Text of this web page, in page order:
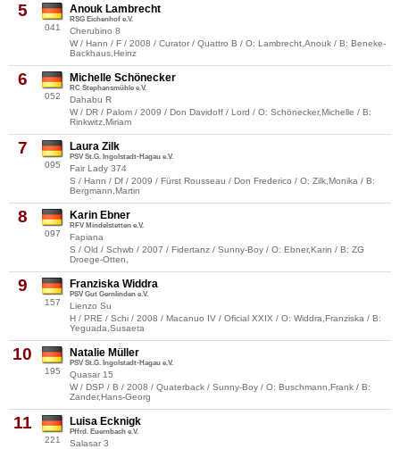
5
041
Anouk Lambrecht
RSG Eichenhof e.V.
Cherubino 8
W / Hann / F / 2008 / Curator / Quattro B / O: Lambrecht,Anouk / B: Beneke-
Backhaus,Heinz
6
052
Michelle Schönecker
RC Stephansmühle e.V.
Dahabu R
W / DR / Palom / 2009 / Don Davidoff / Lord / O: Schönecker,Michelle / B:
Rinkwitz,Miriam
7
095
Laura Zilk
PSV St.G. Ingolstadt-Hagau e.V.
Fair Lady 374
S / Hann / Df / 2009 / Fürst Rousseau / Don Frederico / O: Zilk,Monika / B:
Bergmann,Martin
8
097
Karin Ebner
RFV Mindelstetten e.V.
Fapiana
S / Old / Schwb / 2007 / Fidertanz / Sunny-Boy / O: Ebner,Karin / B: ZG
Droege-Otten,
9
157
Franziska Widdra
PSV Gut Gernlinden e.V.
Lienzo Su
H / PRE / Schi / 2008 / Macanuo IV / Oficial XXIX / O: Widdra,Franziska / B:
Yeguada,Susaeta
10
195
Natalie Müller
PSV St.G. Ingolstadt-Hagau e.V.
Quasar 15
W / DSP / B / 2008 / Quaterback / Sunny-Boy / O: Buschmann,Frank / B:
Zander,Hans-Georg
11
221
Luisa Ecknigk
Pffrd. Euernbach e.V.
Salasar 3